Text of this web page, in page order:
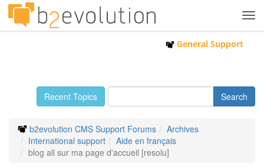
General Support
Recent Topics
b2evolution CMS Support Forums
Archives
International support
Aide en français
blog all sur ma page d'accueil [resolu]